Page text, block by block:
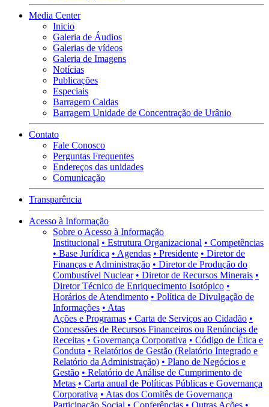
Media Center
Inicio
Galeria de Áudios
Galerias de vídeos
Galeria de Imagens
Notícias
Publicações
Especiais
Barragem Caldas
Barragem Unidade de Concentração de Urânio
Contato
Fale Conosco
Perguntas Frequentes
Endereços das unidades
Comunicação
Transparência
Acesso à Informação
Sobre o Acesso à Informação
Institucional • Estrutura Organizacional • Competências
• Base Jurídica • Agendas • Presidente • Diretor de
Finanças e Administração • Diretor de Produção do
Combustível Nuclear • Diretor de Recursos Minerais •
Diretor Técnico de Enriquecimento Isotópico •
Horários de Atendimento • Política de Divulgação de
Informações • Atas
Ações e Programas • Carta de Serviços ao Cidadão •
Concessões de Recursos Financeiros ou Renúncias de
Receitas • Governança Corporativa • Código de Ética e
Conduta • Relatórios de Gestão (Relatório Integrado e
Relatório da Administração) • Plano de Negócios e
Gestão • Relatório de Análise de Cumprimento de
Metas • Carta anual de Políticas Públicas e Governança
Corporativa • Atas dos Comitês de Governança
Participação Social • Conferências • Outras Ações •